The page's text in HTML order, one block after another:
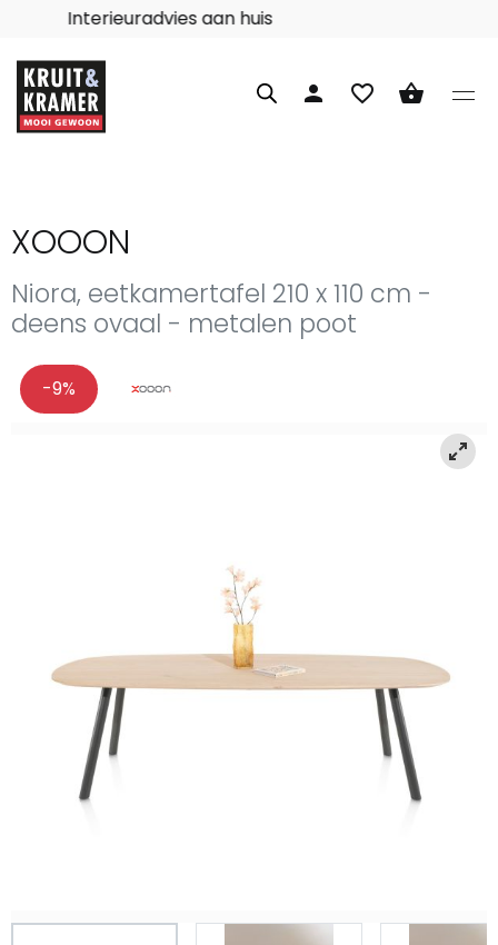
Interieuradvies aan huis
person favorite_border shopping_basket
XOOON
Niora, eetkamertafel 210 x 110 cm -
deens ovaal - metalen poot
-9%